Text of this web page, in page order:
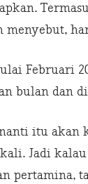
menyebut,
Februari
bulan dan
itu akan
Jadi
pertamina,